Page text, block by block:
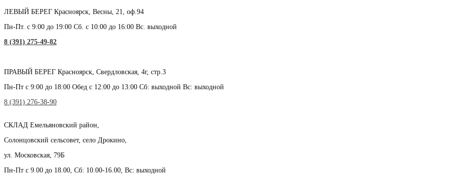
ЛЕВЫЙ БЕРЕГ Красноярск, Весны, 21, оф.94
Пн-Пт. с 9:00 до 19:00 Сб. с 10:00 до 16:00 Вс. выходной
8 (391) 275-49-82
ПРАВЫЙ БЕРЕГ Красноярск, Свердловская, 4г, стр.3
Пн-Пт с 9:00 до 18:00 Обед с 12:00 до 13:00 Сб: выходной Вс: выходной
8 (391) 276-38-90
СКЛАД Емельяновский район,
Солонцовский сельсовет, село Дрокино,
ул. Московская, 79Б
Пн-Пт с 9.00 до 18.00, Сб: 10.00-16.00, Вс: выходной